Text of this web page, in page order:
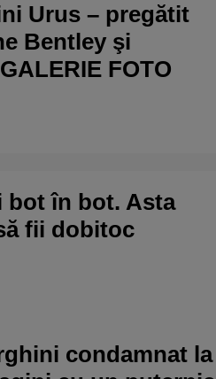
Urus – pregătit
Bentley şi
FOTO
bot în bot. Asta
fii dobitoc
condamnat la